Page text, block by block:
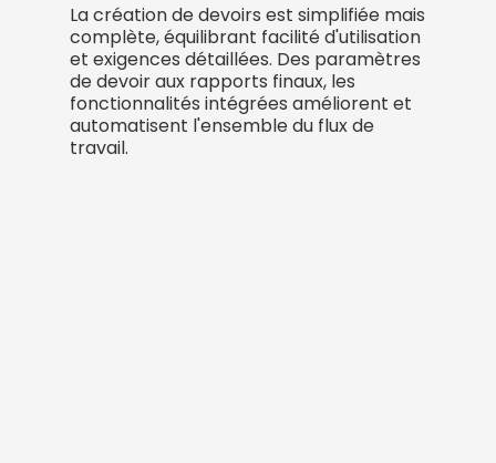
La création de devoirs est simplifiée mais
complète, équilibrant facilité d'utilisation
et exigences détaillées. Des paramètres
de devoir aux rapports finaux, les
fonctionnalités intégrées améliorent et
automatisent l'ensemble du flux de
travail.